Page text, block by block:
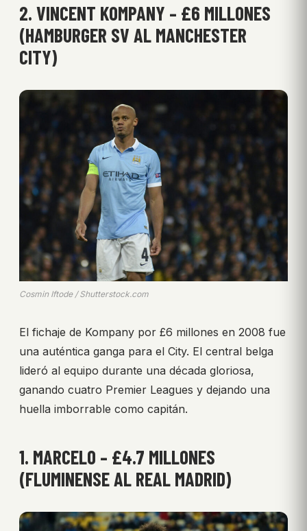
2. VINCENT KOMPANY – £6 MILLONES
(HAMBURGER SV AL MANCHESTER
CITY)
Cosmin Iftode / Shutterstock.com
El fichaje de Kompany por £6 millones en 2008 fue
una auténtica ganga para el City. El central belga
lideró al equipo durante una década gloriosa,
ganando cuatro Premier Leagues y dejando una
huella imborrable como capitán.
1. MARCELO – £4.7 MILLONES
(FLUMINENSE AL REAL MADRID)